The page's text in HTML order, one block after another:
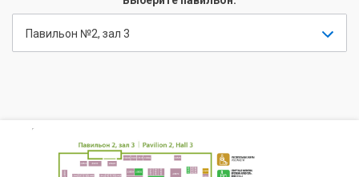
Павильон №2, зал 3